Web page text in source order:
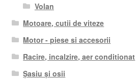
Volan
Motoare, cutii de viteze
Motor - piese si accesorii
Racire, incalzire, aer conditionat
Șasiu și osii